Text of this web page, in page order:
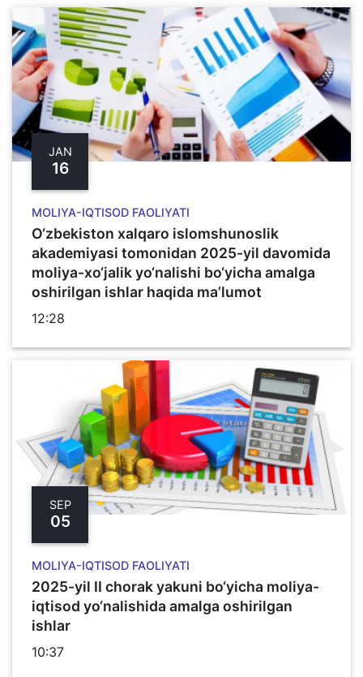
JAN
16
MOLIYA-IQTISOD FAOLIYATI
O‘zbekiston xalqaro islomshunoslik
akademiyasi tomonidan 2025-yil davomida
moliya-xo‘jalik yo‘nalishi bo‘yicha amalga
oshirilgan ishlar haqida ma’lumot
12:28
SEP
05
MOLIYA-IQTISOD FAOLIYATI
2025-yil II chorak yakuni bo‘yicha moliya-
iqtisod yo‘nalishida amalga oshirilgan
ishlar
10:37